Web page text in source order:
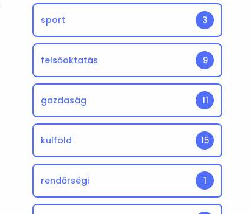
sport 3
felsőoktatás 9
gazdaság 11
külföld 15
rendőrségi 1